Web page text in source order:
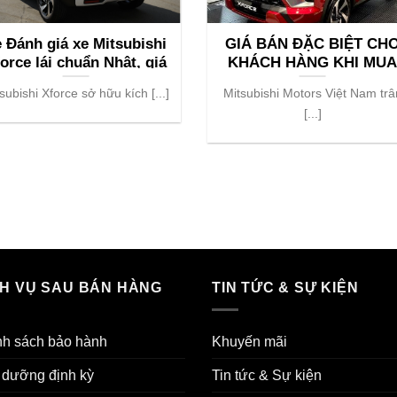
Đánh giá xe Mitsubishi
lái chuẩn Nhật, giá
ngang xe Hàn
Xforce sở hữu kích [...]
GIÁ BÁN ĐẶC BIỆT
KHÁCH HÀNG KHI MUA
VÀ ĐẶT CỌC XE
MITSUBISHI XFORCE
THÁNG 3/2024
Mitsubishi Motors Việt Nam
[...]
VỤ SAU BÁN HÀNG
sách bảo hành
dưỡng định kỳ
TIN TỨC & SỰ KIỆN
Khuyến mãi
Tin tức & Sự kiện